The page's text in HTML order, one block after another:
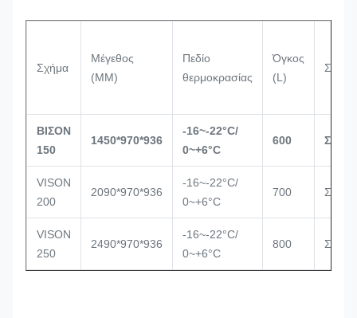
Σχήμα
Μέγεθος
(MM)
Πεδίο
θερμοκρασίας
Όγκος
(L)
ΒΙΣΟΝ
150
1450*970*936
-16~-22°C/
0~+6°C
600 Σέκοπ
VISON
200
2090*970*936
-16~-22°C/
0~+6°C
700 Σέκοπ
VISON
250
2490*970*936
-16~-22°C/
0~+6°C
800 Σέκοπ